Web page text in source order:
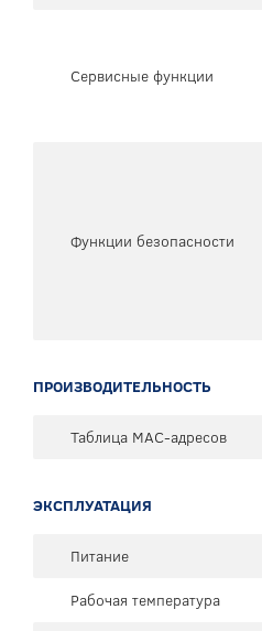
Сервисные функции
Функции безопасности
ПРОИЗВОДИТЕЛЬНОСТЬ
Таблица MAC-адресов
ЭКСПЛУАТАЦИЯ
Питание
Рабочая температура